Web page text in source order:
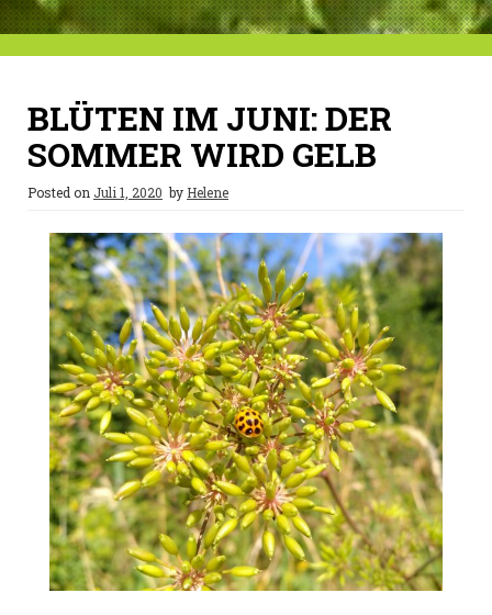
BLÜTEN IM JUNI: DER
SOMMER WIRD GELB
Posted on Juli 1, 2020 by Helene